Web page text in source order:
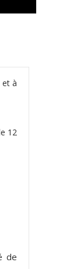
et à
12
de